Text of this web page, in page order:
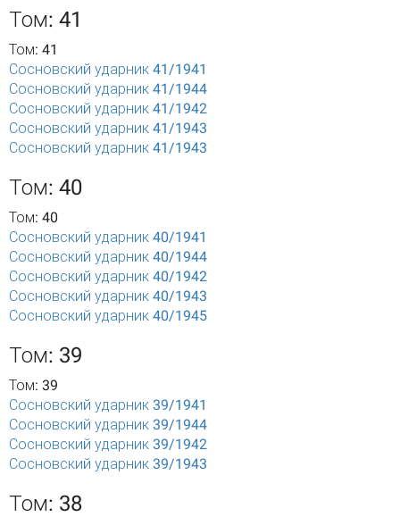
Том: 41
Том: 41
Сосновский ударник 41/1941
Сосновский ударник 41/1944
Сосновский ударник 41/1942
Сосновский ударник 41/1943
Сосновский ударник 41/1943
Том: 40
Том: 40
Сосновский ударник 40/1941
Сосновский ударник 40/1944
Сосновский ударник 40/1942
Сосновский ударник 40/1943
Сосновский ударник 40/1945
Том: 39
Том: 39
Сосновский ударник 39/1941
Сосновский ударник 39/1944
Сосновский ударник 39/1942
Сосновский ударник 39/1943
Том: 38